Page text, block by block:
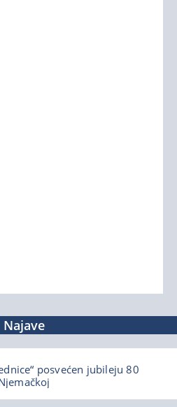
Najave
posvećen jubileju 80